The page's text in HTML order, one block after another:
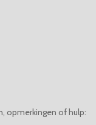
opmerkingen of hulp: